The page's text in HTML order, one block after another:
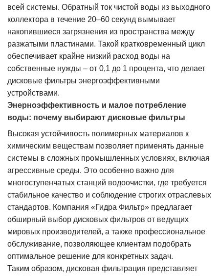
всей системы. Обратный ток чистой воды из выходного
коллектора в течение 20–60 секунд вымывает
накопившиеся загрязнения из пространства между
разжатыми пластинами. Такой кратковременный цикл
обеспечивает крайне низкий расход воды на
собственные нужды – от 0,1 до 1 процента, что делает
дисковые фильтры энергоэффективными
устройствами.
Энерноэффективность и малое потребление
воды: почему выбирают дисковые фильтры
Высокая устойчивость полимерных материалов к
химическим веществам позволяет применять данные
системы в сложных промышленных условиях, включая
агрессивные среды. Это особенно важно для
многоступенчатых станций водоочистки, где требуется
стабильное качество и соблюдение строгих отраслевых
стандартов. Компания «Гидра Фильтр» предлагает
обширный выбор дисковых фильтров от ведущих
мировых производителей, а также профессиональное
обслуживание, позволяющее клиентам подобрать
оптимальное решение для конкретных задач.
Таким образом, дисковая фильтрация представляет